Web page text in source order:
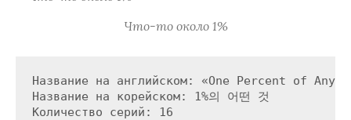
Что-то около 1%
Название на английском: «One Percent of
Название на корейском: 1%의 어떤 것
Количество серий: 16